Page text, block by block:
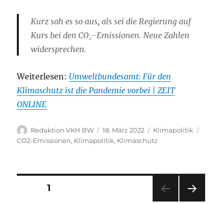
Kurz sah es so aus, als sei die Regierung auf
Kurs bei den CO₂-Emissionen. Neue Zahlen
widersprechen.
Weiterlesen: Umweltbundesamt: Für den
Klimaschutz ist die Pandemie vorbei | ZEIT
ONLINE
Autor
Redaktion VKH BW
Veröffentlicht
am
18. März 2022 Kategorien
Klimapolitik
CO2-Emissionen, Klimapolitik, Klimaschutz
Seitennummerierung
SEITE1